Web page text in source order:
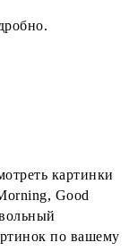
картинки
Good
по вашему